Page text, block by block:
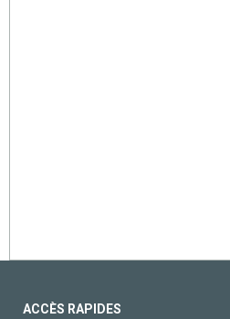
ACCÈS RAPIDES